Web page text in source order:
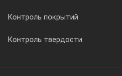
Контроль покрытий
Контроль твердости